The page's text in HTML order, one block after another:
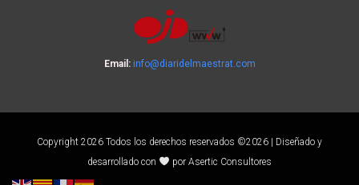
Email: info@diaridelmaestrat.com
Copyright 2026 Todos los derechos reservados ©2026 | Diseñado y
desarrollado con
por Asertic Consultores